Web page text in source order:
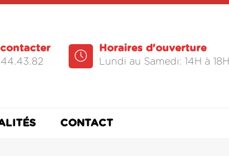
Horaires d'ouverture
Lundi au Samedi: 14H à 18H
CONTACT